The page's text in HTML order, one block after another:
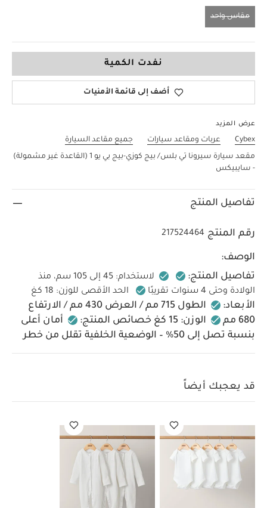
مقاس واحد
نفدت الكمية
أضف إلى قائمة الأمنيات
عرض المزيد
Cybex عربات ومقاعد سيارات
جميع مقاعد السيارة
مقعد سيارة سيرونا تي بلس/ بيج كوزي-بيج بي يو 1 (القاعدة غير مشمولة)
- سايبيكس
تفاصيل المنتج
رقم المنتج 217524464
الوصف:
تفاصيل المنتج:
لاستخدام: 45 إلى 105 سم، منذ
الولادة وحتى 4 سنوات تقريبًا
الحد الأقصى للوزن: 18 كغ
الأبعاد:
الطول 715 مم / العرض 430 مم / الارتفاع
680 مم
الوزن: 15 كغ خصائص المنتج:
أمان أعلى
بنسبة تصل إلى 50% – الوضعية الخلفية تقلل من خطر
إصابات الرأس والرقبة
نظام تهوية شامل لضمان
والنزول بأقل قدر من الإجهاد
من قماش UPF50+ مع حشوات شبكية للتهوية
مسند رأس قابل لتعديل الارتفاع مع 12 وضعية للنمو
مع طفلك
حامل حزام مغناطيسي لتسهيل وضع
الطفل في المقعد دون عناء
خمس وضعيات إمالة
في كلا الوضعين الأمامي والخلفي لمزيد من الراحة
نظام حماية جانبية من الصدمات الجانبية (أل. اس.بي.)
قد يعجبك أيضاً